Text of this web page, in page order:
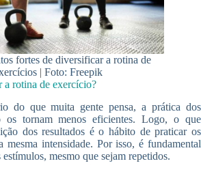
fortes de diversificar a rotina de
| Foto: Freepik
a rotina de exercício?
do que muita gente pensa, a prática dos
os tornam menos eficientes. Logo, o que
dos resultados é o hábito de praticar os
mesma intensidade. Por isso, é fundamental
mesmo que sejam repetidos.